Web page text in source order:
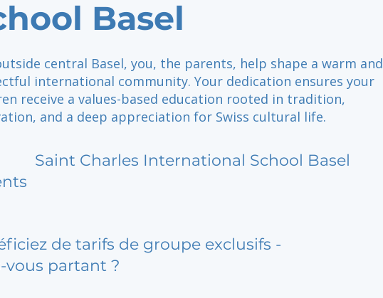
Basel
central Basel, you, the parents, help shape a warm and
international community. Your dedication ensures your
receive a values-based education rooted in tradition,
and a deep appreciation for Swiss cultural life.
Saint Charles International School Basel
de tarifs de groupe exclusifs -
vous partant ?